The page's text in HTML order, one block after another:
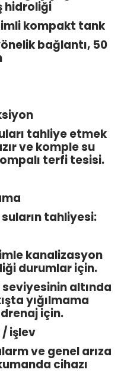
hidroliği
kompakt tank
bağlantı, 50
tahliye etmek
ve komple su
terfi tesisi.
tahliyesi:
kanalizasyon
durumlar için.
seviyesinin altında
yığılmama
için.
/ işlev
ve genel arıza
cihazı